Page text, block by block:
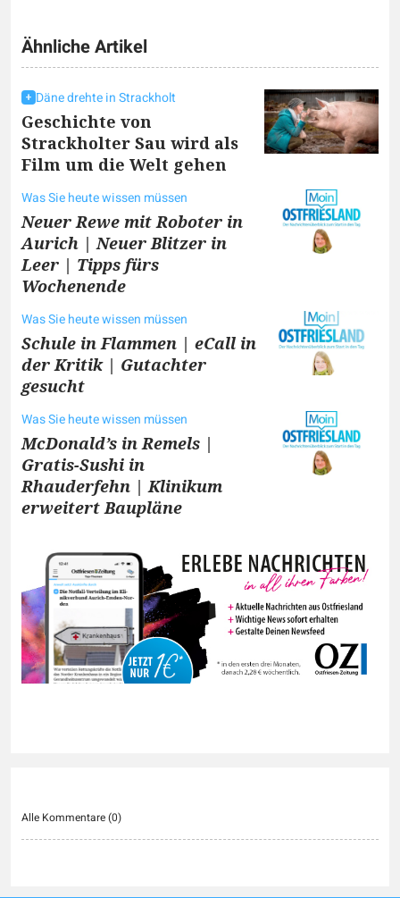
Ähnliche Artikel
Däne drehte in Strackholt
Geschichte von
Strackholter Sau wird als
Film um die Welt gehen
Was Sie heute wissen müssen
Neuer Rewe mit Roboter in
Aurich | Neuer Blitzer in
Leer | Tipps fürs
Wochenende
Was Sie heute wissen müssen
Schule in Flammen | eCall in
der Kritik | Gutachter
gesucht
Was Sie heute wissen müssen
McDonald’s in Remels |
Gratis-Sushi in
Rhauderfehn | Klinikum
erweitert Baupläne
Alle Kommentare (0)